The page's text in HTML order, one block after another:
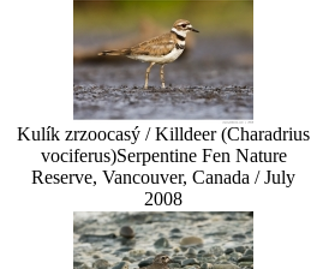
Kulík zrzoocasý / Killdeer (Charadrius
vociferus)Serpentine Fen Nature
Reserve, Vancouver, Canada / July
2008